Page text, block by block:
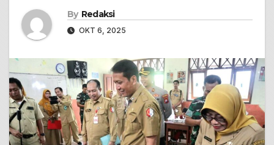
By Redaksi
OKT 6, 2025